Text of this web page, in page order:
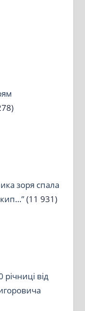
зоря спала
(11 931)
від